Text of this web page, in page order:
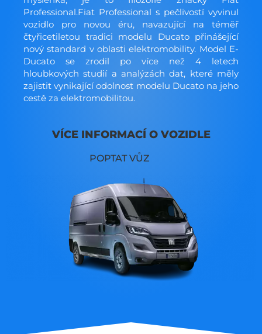
Professional.Fiat Professional s pečlivostí vyvinul
vozidlo pro novou éru, navazující na téměř
čtyřicetiletou tradici modelu Ducato přinášející
nový standard v oblasti elektromobility. Model E-
Ducato se zrodil po více než 4 letech
hloubkových studií a analýzách dat, které měly
zajistit vynikající odolnost modelu Ducato na jeho
cestě za elektromobilitou.
VÍCE INFORMACÍ O VOZIDLE
POPTAT VŮZ